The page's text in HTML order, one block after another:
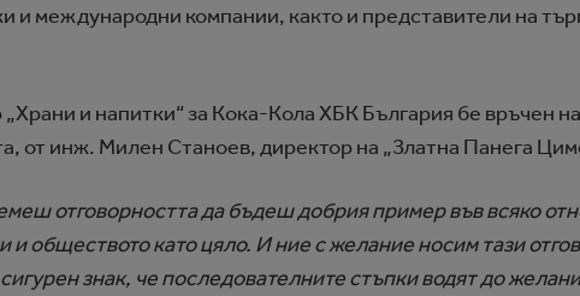
международни компании, както и представители на
„Храни и напитки“ за Кока-Кола ХБК България бе връчен
от инж. Милен Станоев, директор на „Златна Панега
отговорността да бъдеш добрия пример във всяко
и обществото като цяло. И ние с желание носим тази
знак, че последователните стъпки водят до